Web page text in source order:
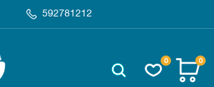
592781212
0 0